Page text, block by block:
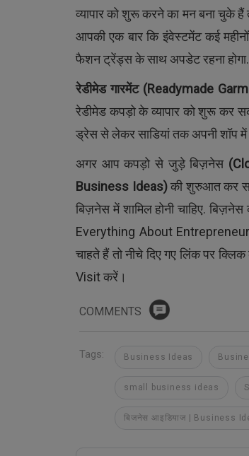
व्यापार को शुरू करने का मन बना चुके
आपकी एक बार कि इंवेस्टमेंट कई
फैशन ट्रेंड्स के साथ अपडेट रहना होगा.
रेडीमेड गारमेंट(Readymade
रेडीमेड कपड़ो के व्यापार को शुरू कर
ड्रेस से लेकर साडियां तक अपनी शॉप
अगर आप कपड़ो से जुड़े बिज़नेस (
Business Ideas)की शुरुआत कर
बिज़नेस में शामिल होनी चाहिए.
Everything About
चाहते हैं तो नीचे दिए गए लिंक पर
Visit करें।
COMMENTS
Tags: Business Ideas
small business ideas
बिजनेस आइडियाज | Business